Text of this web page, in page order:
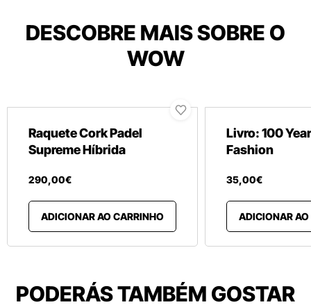
DESCOBRE MAIS SOBRE O
WOW
Raquete Cork Padel
Supreme Híbrida
290,00€
ADICIONAR AO CARRINHO
Livro: 100
Fashion
35,00€
ADICIONAR
PODERÁS TAMBÉM GOSTAR